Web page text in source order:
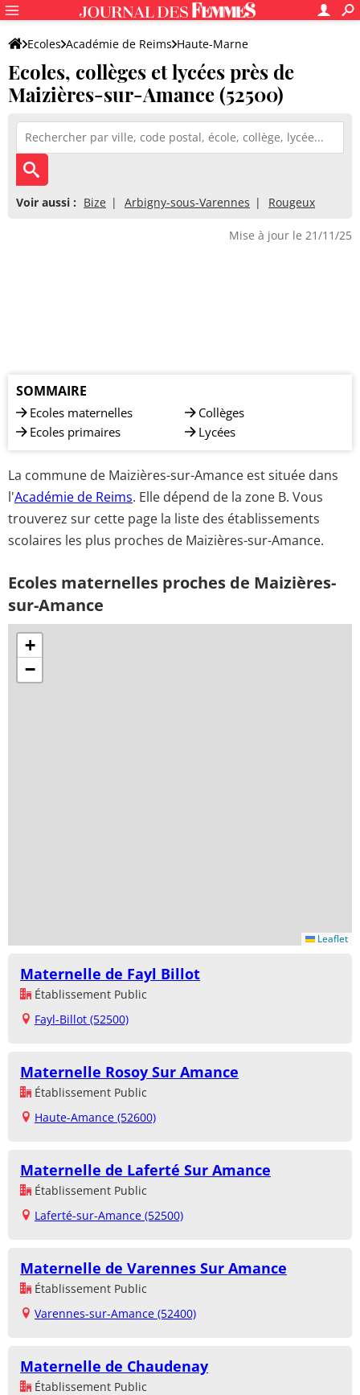
Ecoles Académie de Reims Haute-Marne
Ecoles, collèges et lycées près de
Maizières-sur-Amance (52500)
Voir aussi : Bize Arbigny-sous-Varennes Rougeux
Mise à jour le 21/11/25
SOMMAIRE
Ecoles maternelles
Ecoles primaires
Collèges
Lycées
La commune de Maizières-sur-Amance est située dans
l'Académie de Reims. Elle dépend de la zone B. Vous
trouverez sur cette page la liste des établissements
scolaires les plus proches de Maizières-sur-Amance.
Ecoles maternelles proches de Maizières-
sur-Amance
+
−
Leaflet
Maternelle de Fayl Billot
Établissement Public
Fayl-Billot (52500)
Maternelle Rosoy Sur Amance
Établissement Public
Haute-Amance (52600)
Maternelle de Laferté Sur Amance
Établissement Public
Laferté-sur-Amance (52500)
Maternelle de Varennes Sur Amance
Établissement Public
Varennes-sur-Amance (52400)
Maternelle de Chaudenay
Établissement Public